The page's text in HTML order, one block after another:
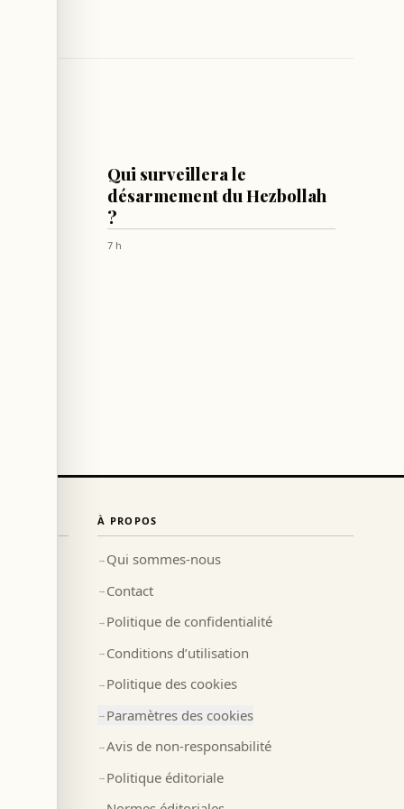
Qui surveillera le
désarmement du Hezbollah
?
7 h
À PROPOS
→ Qui sommes-nous
→ Contact
→ Politique de confidentialité
→ Conditions d’utilisation
→ Politique des cookies
→ Paramètres des cookies
→Avis de non-responsabilité
→ Politique éditoriale